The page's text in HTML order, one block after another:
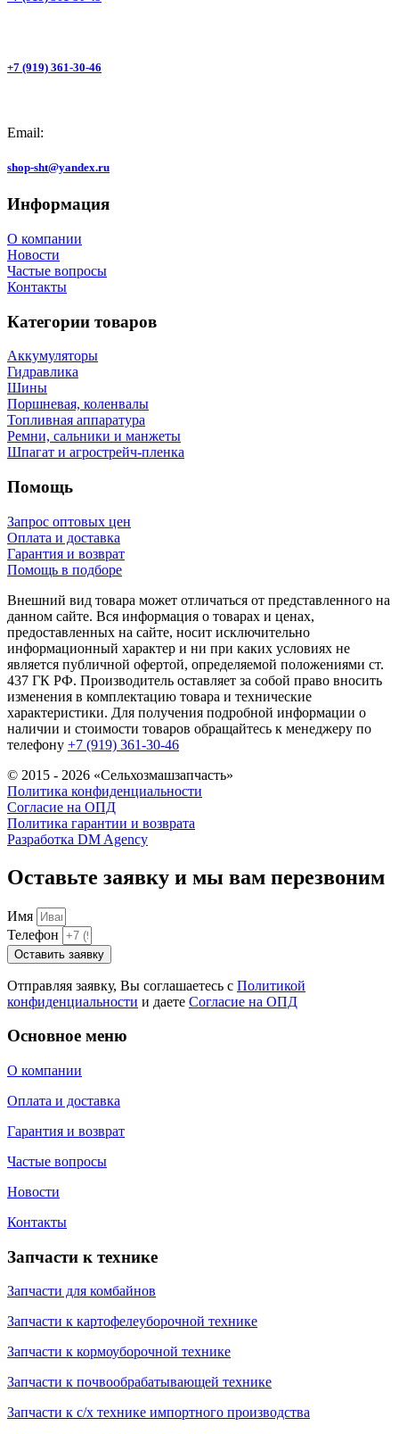
+7 (919) 361-30-46
Email:
shop-sht@yandex.ru
Информация
О компании
Новости
Частые вопросы
Контакты
Категории товаров
Аккумуляторы
Гидравлика
Шины
Поршневая, коленвалы
Топливная аппаратура
Ремни, сальники и манжеты
Шпагат и агрострейч-пленка
Помощь
Запрос оптовых цен
Оплата и доставка
Гарантия и возврат
Помощь в подборе
Внешний вид товара может отличаться от представленного на
данном сайте. Вся информация о товарах и ценах,
предоставленных на сайте, носит исключительно
информационный характер и ни при каких условиях не
является публичной офертой, определяемой положениями ст.
437 ГК РФ. Производитель оставляет за собой право вносить
изменения в комплектацию товара и технические
характеристики. Для получения подробной информации о
наличии и стоимости товаров обращайтесь к менеджеру по
телефону +7 (919) 361-30-46
© 2015 - 2026 «Сельхозмашзапчасть»
Политика конфиденциальности
Согласие на ОПД
Политика гарантии и возврата
Разработка DM Agency
Оставьте заявку и мы вам перезвоним
Имя
Телефон
Оставить заявку
Отправляя заявку, Вы соглашаетесь с Политикой
конфиденциальности и даете Согласие на ОПД
Основное меню
О компании
Оплата и доставка
Гарантия и возврат
Частые вопросы
Новости
Контакты
Запчасти к технике
Запчасти для комбайнов
Запчасти к картофелеуборочной технике
Запчасти к кормоуборочной технике
Запчасти к почвообрабатывающей технике
Запчасти к с/х технике импортного производства